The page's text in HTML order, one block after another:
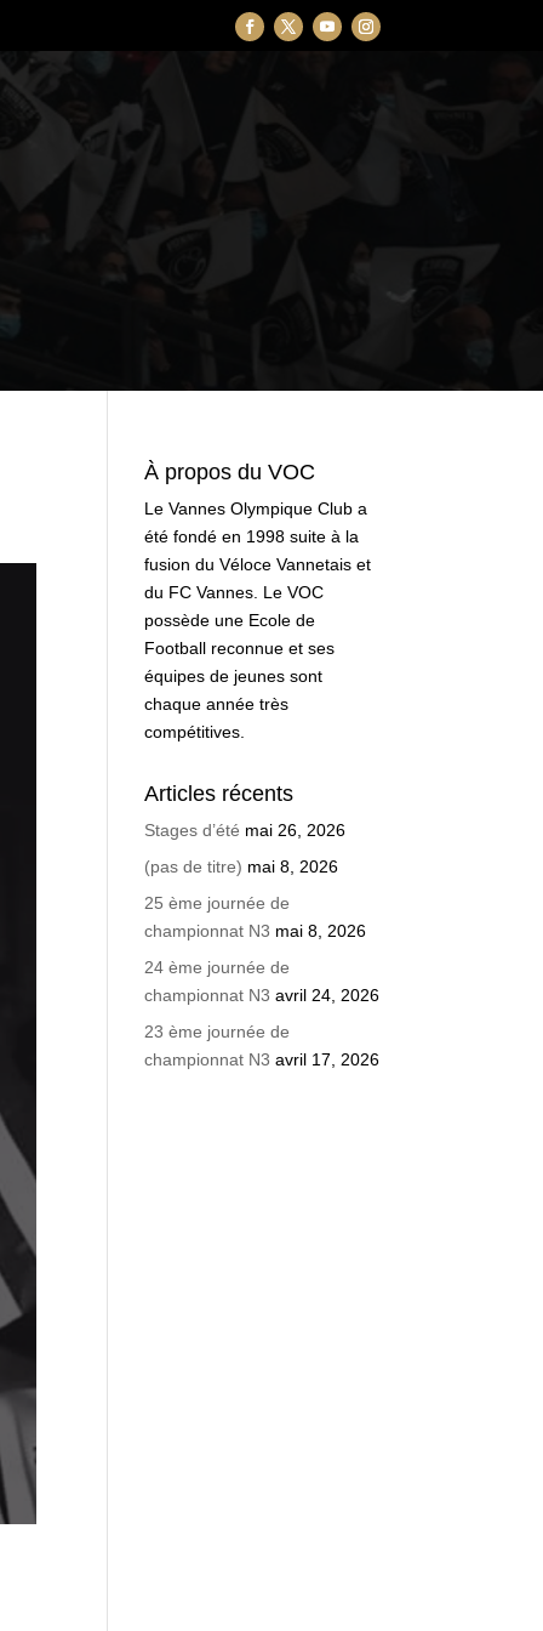
À propos du VOC
Le Vannes Olympique Club a
été fondé en 1998 suite à la
fusion du Véloce Vannetais et
du FC Vannes. Le VOC
possède une Ecole de
Football reconnue et ses
équipes de jeunes sont
chaque année très
compétitives.
Articles récents
Stages d’été mai 26, 2026
(pas de titre) mai 8, 2026
25 ème journée de
championnat N3 mai 8, 2026
24 ème journée de
championnat N3 avril 24, 2026
23 ème journée de
championnat N3 avril 17, 2026